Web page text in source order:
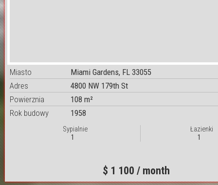
Miasto
Miami Gardens, FL 33055
Adres
4800 NW 179th St
Powierznia
108 m²
Rok budowy
1958
Sypialnie
1
Łazienki
1
$ 1 100 / month